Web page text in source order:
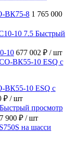
ВК75-8 1 765 000
Быстрый
10 677 002 ₽ / шт
ВК55-10 ESQ с
₽ / шт
Быстрый просмотр
900 ₽ / шт